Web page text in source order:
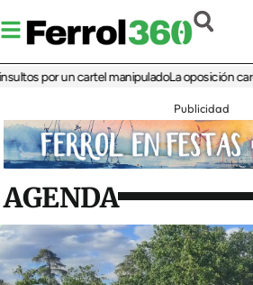
por un cartel manipuladoLa oposición carga
Publicidad
AGENDA